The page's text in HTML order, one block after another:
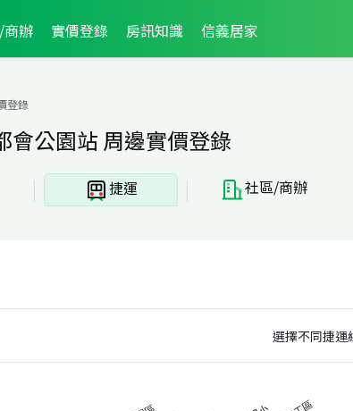
辦 實價登錄 房訊知識 信義居家
登錄
會公園站 周邊實價登錄
| 捷運 | 社區/商辦
選擇不同捷運